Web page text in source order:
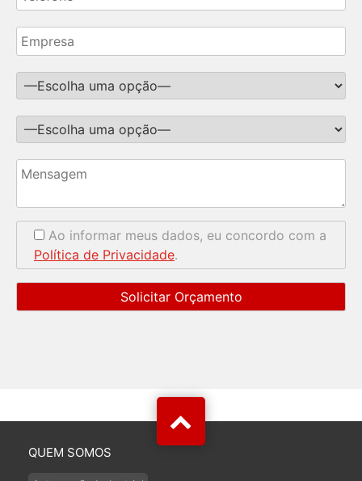
Ao informar meus dados, eu concordo com a
Política de Privacidade.
QUEM SOMOS